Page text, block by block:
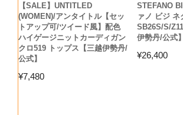
【SALE】UNTITLED
(WOMEN)/アンタイトル【セッ
トアップ可/ツイード風】配色
ハイゲージニットカーディガン
クロ519 トップス【三越伊勢丹/
公式】
¥7,480
STEFANO
ァノ ビジ
SB26S/S/
伊勢丹/公式】
¥26,400